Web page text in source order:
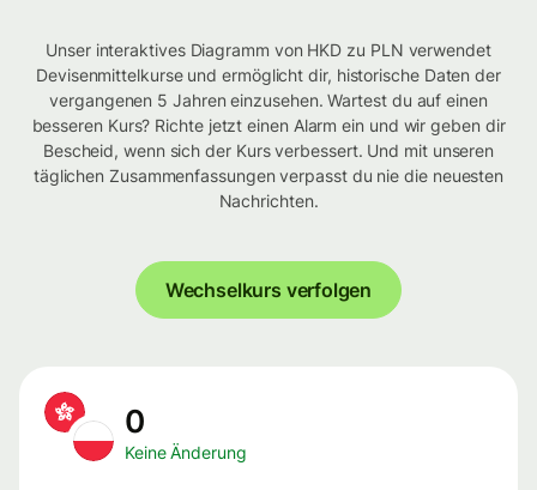
Unser interaktives Diagramm von HKD zu PLN verwendet
Devisenmittelkurse und ermöglicht dir, historische Daten der
vergangenen 5 Jahren einzusehen. Wartest du auf einen
besseren Kurs? Richte jetzt einen Alarm ein und wir geben dir
Bescheid, wenn sich der Kurs verbessert. Und mit unseren
täglichen Zusammenfassungen verpasst du nie die neuesten
Nachrichten.
Wechselkurs verfolgen
0
Keine Änderung